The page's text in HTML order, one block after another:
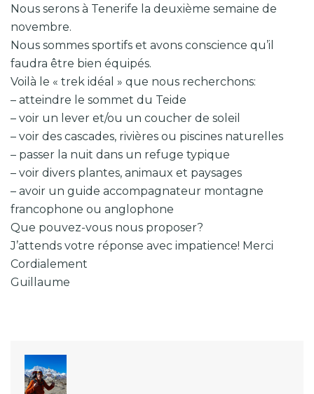
Nous serons à Tenerife la deuxième semaine de
novembre.
Nous sommes sportifs et avons conscience qu’il
faudra être bien équipés.
Voilà le « trek idéal » que nous recherchons:
– atteindre le sommet du Teide
– voir un lever et/ou un coucher de soleil
– voir des cascades, rivières ou piscines naturelles
– passer la nuit dans un refuge typique
– voir divers plantes, animaux et paysages
– avoir un guide accompagnateur montagne
francophone ou anglophone
Que pouvez-vous nous proposer?
J’attends votre réponse avec impatience! Merci
Cordialement
Guillaume